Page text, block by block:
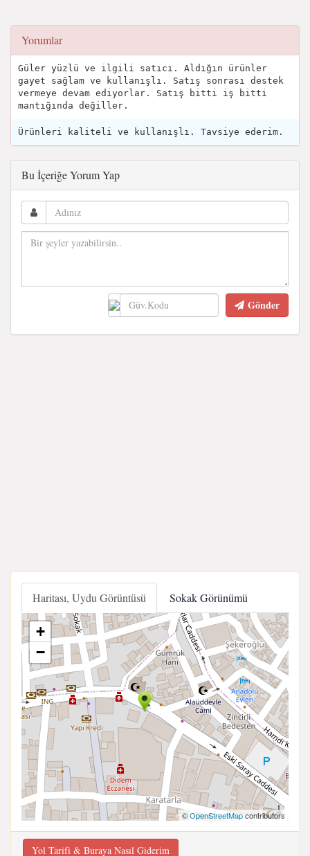
Yorumlar
Güler yüzlü ve ilgili satıcı. Aldığın ürünler
gayet sağlam ve kullanışlı. Satış sonrası destek
vermeye devam ediyorlar. Satış bitti iş bitti
mantığında değiller.
Ürünleri kaliteli ve kullanışlı. Tavsiye ederim.
Bu İçeriğe Yorum Yap
Gönder
Haritası, Uydu Görüntüsü Sokak Görünümü
+
−
©OpenStreetMapcontributors
Yol Tarifi & Buraya Nasıl Giderim